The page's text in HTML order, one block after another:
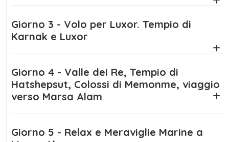
esplorare la straordinaria barriera corallina
con un'escursione di snorkeling o lasciarti
trasportare dall’avventura con un safari nel
mare è l’occasione perfetta per unire cultura
e benessere.
offrirti il perfetto equilibrio tra relax e
Giorno 3 - Volo per Luxor. Tempio di
Karnak e Luxor
Giorno 4 - Valle dei Re, Tempio di
Hatshepsut, Colossi di Memonme, viaggio
verso Marsa Alam
Giorno 5 - Relax e Meraviglie Marine a